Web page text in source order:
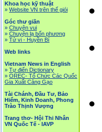
Khoa học kỹ thuật
» Website VN trên thế giói
Góc thư giãn
» Chuyện vui
» Chuyện lạ bốn phương
» Tử vi - Huyền Bí
Web links
Vietnam News in English
» Tự điển Dictionary
» OREC- Tố Chức Các Quốc
Gia Xuất Cảng Gạo
Tài Chánh, Đầu Tư, Bảo
Hiểm, Kinh Doanh, Phong
Trào Thịnh Vượng
Trang thơ- Hội Thi Nhân
VN Quốc Tế - IAVP